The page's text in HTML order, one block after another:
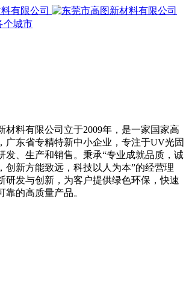
个城市
材料有限公司立于2009年，是一家国家高
广东省专精特新中小企业，专注于UV光固
发、生产和销售。秉承“专业成就品质，诚
创新方能致远，科技以人为本”的经营理
研发与创新，为客户提供绿色环保，快速
靠的高质量产品。